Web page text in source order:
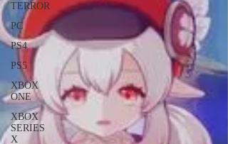
TERROR
PC
PS4
PS5
XBOX
ONE
XBOX
SERIES
X